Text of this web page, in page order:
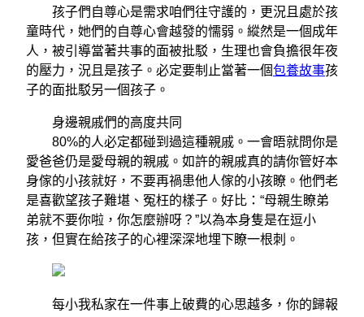
孩子們自尊心是需求咱們往守護的，更況且處於孩
童時代，她們的自尊心會越發的懦弱。縱然是一個成年
人，被引導當著共事的面被批駁，生理也會負擔很年夜
的壓力，況且是孩子。必定要制止當著一個包養故事孩
子的面批駁另一個孩子。
身邊親戚們的高度共同
80%的人必定都碰到過這種親戚。一會晤就問你是
愛爸爸仍是愛母親的親戚。如許的親戚真的請你管好本
身傢的小孩就好，不要再禍患他人傢的小孩瞭。他們老
是喜歡望孩子難堪、冤枉的樣子。好比：“母親生瞭弟
弟就不要你啦，你怎麼辦呀？”以為本身隻是在逗小
孩，但實在給孩子的心裡深深地埋下瞭一根刺。
每小我私家在一件事上破費的心思越多，你的歸報